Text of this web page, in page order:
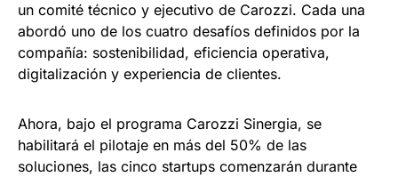
un comité técnico y ejecutivo de Carozzi. Cada una
abordó uno de los cuatro desafíos definidos por la
compañía: sostenibilidad, eficiencia operativa,
digitalización y experiencia de clientes.
Ahora, bajo el programa Carozzi Sinergia, se
habilitará el pilotaje en más del 50% de las
soluciones, las cinco startups comenzarán durante